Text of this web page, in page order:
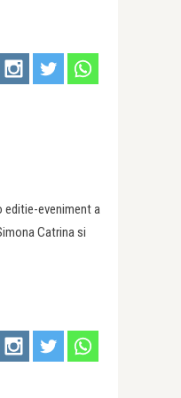
editie-eveniment a
Catrina si